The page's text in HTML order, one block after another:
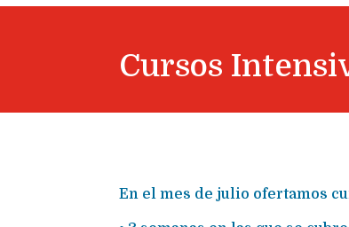
Cursos
En el mes de julio ofertamos